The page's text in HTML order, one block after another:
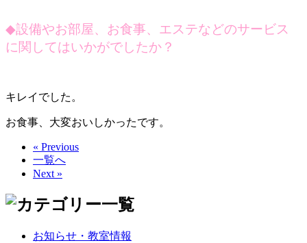
◆設備やお部屋、お食事、エステなどのサービス
に関してはいかがでしたか？
キレイでした。
お食事、大変おいしかったです。
« Previous
一覧へ
Next »
お知らせ・教室情報